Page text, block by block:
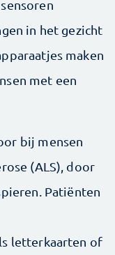
in het gezicht
maken
met een
bij mensen
(ALS), door
Patiënten
letterkaarten of